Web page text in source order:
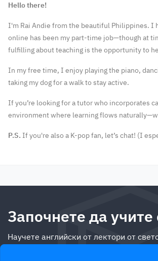
Hello there!
I'm Rai Andie from the beautiful Philippines. I
online has been my part-time job—though at
fulfilling about teaching is the opportunity to
In my free time, I enjoy playing the piano,
taking my dog for a walk to stay active.
If you’re looking for a tutor who incorporates
environment where learning flows
P.S. If you're also a K-pop fan, let’s chat! (I
Започнете да
Научете английски от лектори от